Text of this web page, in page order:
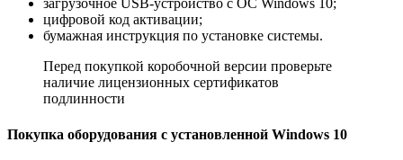
загрузочное USB-устройство с ОС Windows 10;
цифровой код активации;
бумажная инструкция по установке системы.
Перед покупкой коробочной версии проверьте
наличие лицензионных сертификатов
подлинности
Покупка оборудования с установленной Windows 10